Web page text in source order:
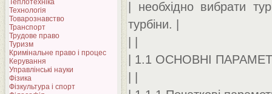
Теплотехніка
Технологія
Товарознавство
Транспорт
Трудове право
Туризм
Кримінальне право і процес
Керування
Управлінські науки
Фізика
Фізкультура і спорт
| необхідно вибрати
турбіни. |
| 1.1 ОСНОВНІ